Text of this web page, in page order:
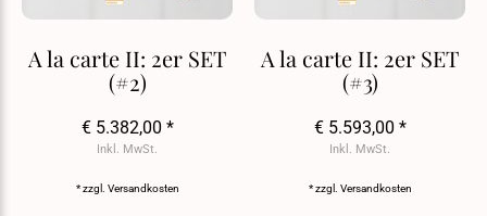
A la carte II: 2er SET
(#2)
€ 5.382,00 *
Inkl. MwSt.
* zzgl. Versandkosten
A la carte II: 2er SET
(#3)
€ 5.593,00 *
Inkl. MwSt.
* zzgl. Versandkosten